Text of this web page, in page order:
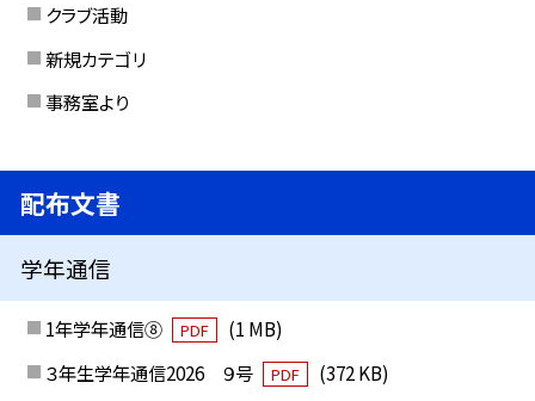
クラブ活動
新規カテゴリ
事務室より
配布文書
学年通信
1年学年通信⑧ PDF
(1 MB)
３年生学年通信2026 ９号
PDF
(372 KB)